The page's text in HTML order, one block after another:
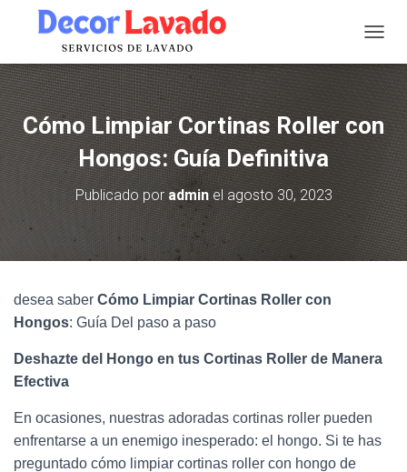
A
M
B
A
R
M
D
O
D
E
A
Cómo Limpiar Cortinas Roller con
Hongos: Guía Definitiva
Publicado poradminelagosto 30, 2023
desea saber Cómo Limpiar Cortinas Roller con
Hongos: Guía Del paso a paso
Deshazte del Hongo en tus Cortinas Roller de Manera
Efectiva
En ocasiones, nuestras adoradas cortinas roller pueden
enfrentarse a un enemigo inesperado: el hongo. Si te has
preguntado cómo limpiar cortinas roller con hongo de